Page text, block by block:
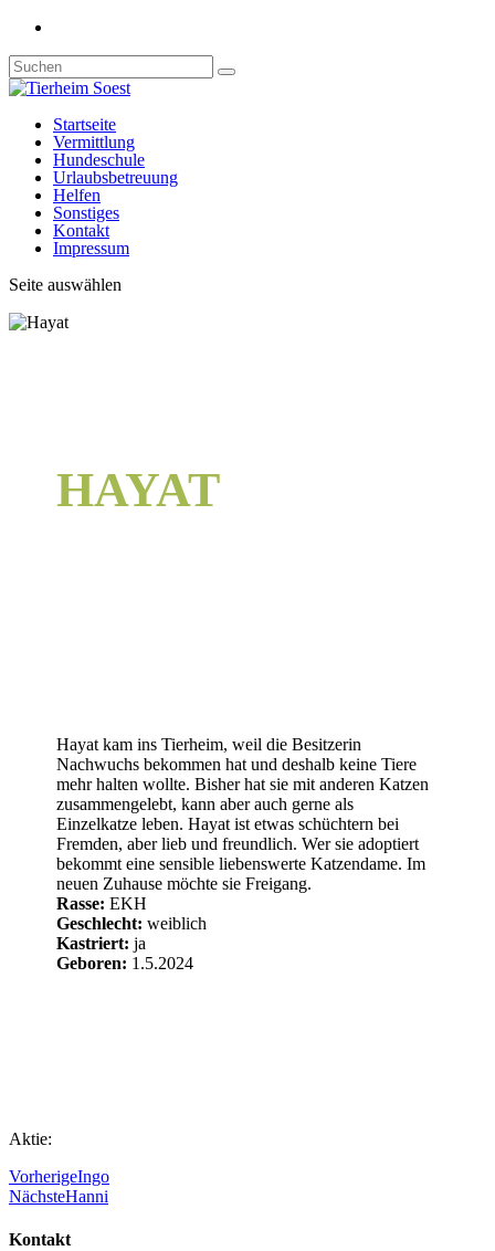
Startseite
Vermittlung
Hundeschule
Urlaubsbetreuung
Helfen
Sonstiges
Kontakt
Impressum
Seite auswählen
HAYAT
Hayat kam ins Tierheim, weil die Besitzerin
Nachwuchs bekommen hat und deshalb keine Tiere
mehr halten wollte. Bisher hat sie mit anderen Katzen
zusammengelebt, kann aber auch gerne als
Einzelkatze leben. Hayat ist etwas schüchtern bei
Fremden, aber lieb und freundlich. Wer sie adoptiert
bekommt eine sensible liebenswerte Katzendame. Im
neuen Zuhause möchte sie Freigang.
Rasse:EKH
Geschlecht:weiblich
Kastriert:ja
Geboren: 1.5.2024
Aktie:
VorherigeIngo
NächsteHanni
Kontakt